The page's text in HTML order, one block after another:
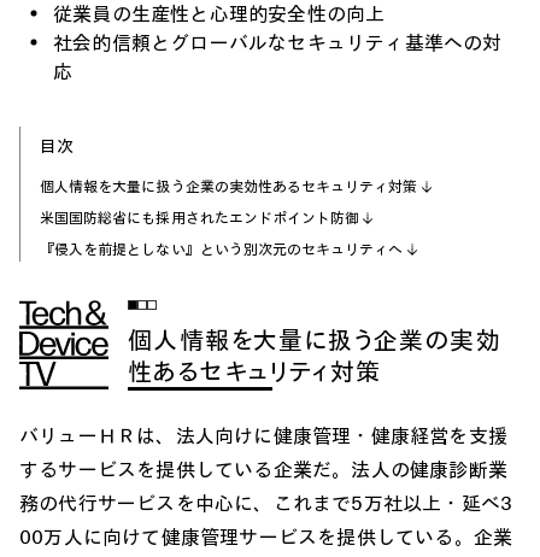
従業員の生産性と心理的安全性の向上
社会的信頼とグローバルなセキュリティ基準への対
応
目次
個人情報を大量に扱う企業の実効性あるセキュリティ対策
米国国防総省にも採用されたエンドポイント防御
『侵入を前提としない』という別次元のセキュリティへ
個人情報を大量に扱う企業の実効
性あるセキュリティ対策
バリューＨＲは、法人向けに健康管理・健康経営を支援
するサービスを提供している企業だ。法人の健康診断業
務の代行サービスを中心に、これまで5万社以上・延べ3
00万人に向けて健康管理サービスを提供している。企業